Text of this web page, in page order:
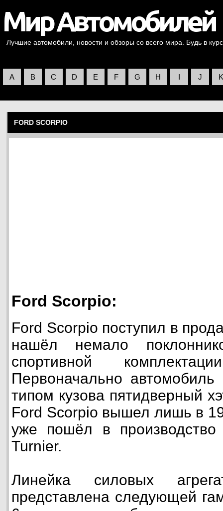
Лучшие автомобили, новости и обзоры со всего мира. Будь в
A B C D E F G H I J K
FORD SCORPIO
Ford Scorpio:
Ford Scorpio поступил в
нашёл немало
спортивной
Первоначально автомобиль
типом кузова пятидверный
Ford Scorpio вышел лишь в
уже пошёл в
Turnier.
Линейка силовых
представлена следующей